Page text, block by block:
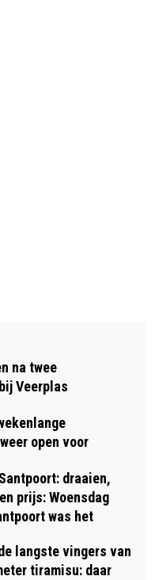
GEEN ECHTE
MET
TE WATER
na twee
Veerplas
open voor
draaien,
prijs: Woensdag
was het
langste vingers van
tiramisu: daar